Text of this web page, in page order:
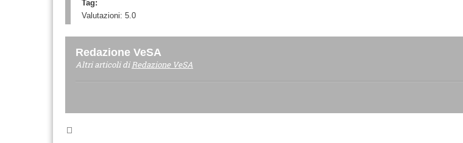
Tag:
Valutazioni: 5.0
Redazione VeSA
Altri articoli diRedazione VeSA